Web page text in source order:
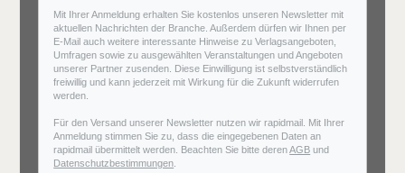
Mit Ihrer Anmeldung erhalten Sie kostenlos unseren Newsletter mit
aktuellen Nachrichten der Branche. Außerdem dürfen wir Ihnen per
E-Mail auch weitere interessante Hinweise zu Verlagsangeboten,
Umfragen sowie zu ausgewählten Veranstaltungen und Angeboten
unserer Partner zusenden. Diese Einwilligung ist selbstverständlich
freiwillig und kann jederzeit mit Wirkung für die Zukunft widerrufen
werden.
Für den Versand unserer Newsletter nutzen wir rapidmail. Mit Ihrer
Anmeldung stimmen Sie zu, dass die eingegebenen Daten an
rapidmail übermittelt werden. Beachten Sie bitte derenAGB und
Datenschutzbestimmungen